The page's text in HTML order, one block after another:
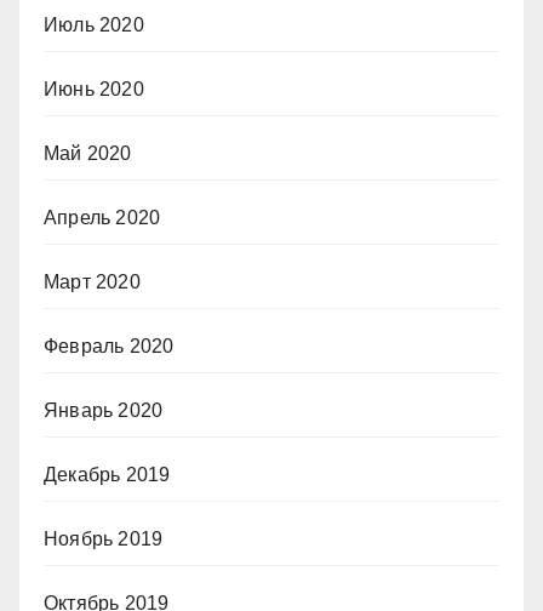
Июль 2020
Июнь 2020
Май 2020
Апрель 2020
Март 2020
Февраль 2020
Январь 2020
Декабрь 2019
Ноябрь 2019
Октябрь 2019